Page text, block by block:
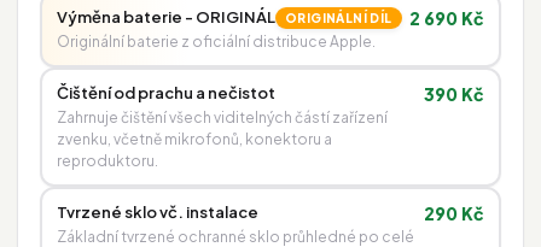
Výměna baterie - ORIGINÁL ORIGINÁLNÍ DÍL
Originální baterie z oficiální distribuce Apple.
2 690 Kč
Čištění od prachu a nečistot
Zahrnuje čištění všech viditelných částí zařízení
zvenku, včetně mikrofonů, konektoru a
reproduktoru.
390 Kč
Tvrzené sklo vč. instalace
Základní tvrzené ochranné sklo průhledné po celé
290 Kč